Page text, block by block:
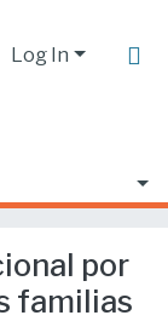
Log In
por
familias